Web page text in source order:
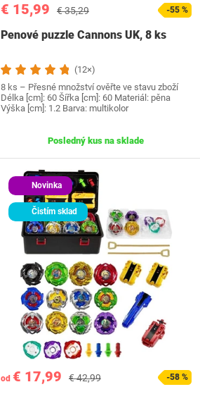
€ 15,99 € 35,29 -55 %
Penové puzzle Cannons UK, 8 ks
(12×)
8 ks – Přesné množství ověřte ve stavu zboží
Délka [cm]: 60 Šířka [cm]: 60 Materiál: pěna
Výška [cm]: 1.2 Barva: multikolor
Posledný kus na sklade
Novinka
Čistím sklad
od € 17,99 € 42,99 -58 %